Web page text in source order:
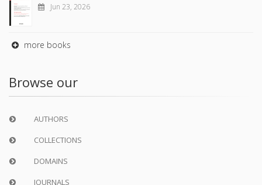
Jun 23, 2026
more books
Browse our
AUTHORS
COLLECTIONS
DOMAINS
JOURNALS